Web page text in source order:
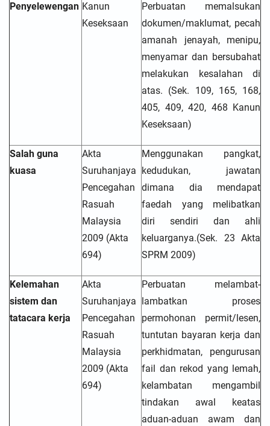
Penyelewengan Kanun
Keseksaan
Perbuatan memalsukan
dokumen/maklumat, pecah
amanah jenayah, menipu,
menyamar dan bersubahat
melakukan kesalahan di
atas. (Sek. 109, 165, 168,
405, 409, 420, 468 Kanun
Keseksaan)
Salah guna
kuasa
Akta
Suruhanjaya
Pencegahan
Rasuah
Malaysia
2009 (Akta
694)
Menggunakan pangkat,
kedudukan, jawatan
dimana dia mendapat
faedah yang melibatkan
diri sendiri dan ahli
keluarganya.(Sek. 23 Akta
SPRM 2009)
Kelemahan
sistem dan
tatacara kerja
Akta
Suruhanjaya
Pencegahan
Rasuah
Malaysia
2009 (Akta
694)
Perbuatan melambat-
lambatkan proses
permohonan permit/lesen,
tuntutan bayaran kerja dan
perkhidmatan, pengurusan
fail dan rekod yang lemah,
kelambatan mengambil
tindakan awal keatas
aduan-aduan awam dan